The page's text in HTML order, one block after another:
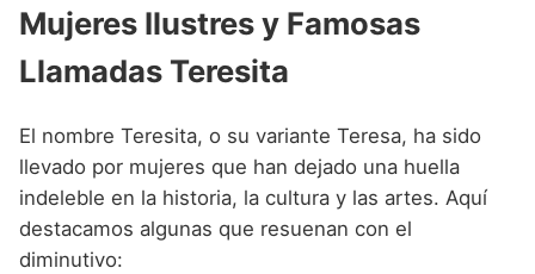
Mujeres Ilustres y Famosas
Llamadas Teresita
El nombre Teresita, o su variante Teresa, ha sido
llevado por mujeres que han dejado una huella
indeleble en la historia, la cultura y las artes. Aquí
destacamos algunas que resuenan con el
diminutivo: